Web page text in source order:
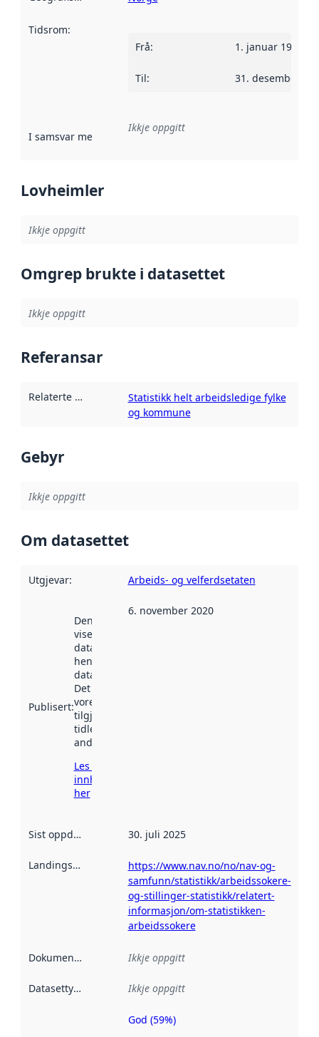
Tidsrom:
Frå: 1. januar 1948
Til: 31. desember
I samsvar med Referanse til ei implementeringsregel eller
Ikkje oppgitt
Lovheimler
Ikkje oppgitt
Omgrep brukte i datasettet
Ikkje oppgitt
Referansar
Relaterte ressursar
Statistikk helt arbeidsledige fylke
og kommune
Gebyr
Ikkje oppgitt
Om datasettet
Utgjevar: Arbeids- og velferdsetaten
Publisert:
Denne datoen
viser når
datasettet vart
henta inn av
data.norge.no.
Det kan ha
vore
tilgjengeleg
tidlegare
andre stader.
Les meir om
innhenting
her
6. november 2020
Sist oppdatert 30. juli 2025
Landingsside
https://www.nav.no/no/nav-og-
samfunn/statistikk/arbeidssokere-
og-stillinger-statistikk/relatert-
informasjon/om-statistikken-
arbeidssokere
Dokumentasjon Ikkje oppgitt
Datasettype Ikkje oppgitt
Metadatakvalitet
God (59%)